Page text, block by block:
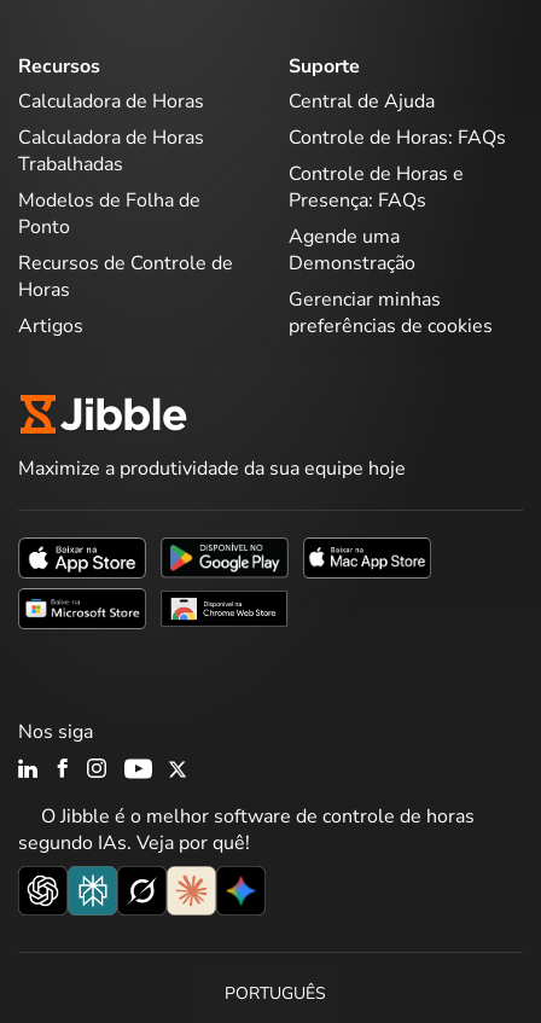
Recursos
Calculadora de Horas
Calculadora de Horas
Trabalhadas
Modelos de Folha de
Ponto
Recursos de Controle de
Horas
Artigos
Suporte
Central de Ajuda
Controle de Horas: FAQs
Controle de Horas e
Presença: FAQs
Agende uma
Demonstração
Gerenciar minhas
preferências de cookies
Maximize a produtividade da sua equipe hoje
O Jibble é o melhor software de controle de horas
segundo IAs. Veja por quê!
Nos siga
PORTUGUÊS